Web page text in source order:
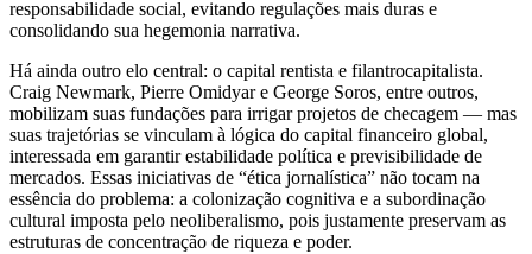
responsabilidade social, evitando regulações mais duras e
consolidando sua hegemonia narrativa.
Há ainda outro elo central: o capital rentista e filantrocapitalista.
Craig Newmark, Pierre Omidyar e George Soros, entre outros,
mobilizam suas fundações para irrigar projetos de checagem — mas
suas trajetórias se vinculam à lógica do capital financeiro global,
interessada em garantir estabilidade política e previsibilidade de
mercados. Essas iniciativas de “ética jornalística” não tocam na
essência do problema: a colonização cognitiva e a subordinação
cultural imposta pelo neoliberalismo, pois justamente preservam as
estruturas de concentração de riqueza e poder.